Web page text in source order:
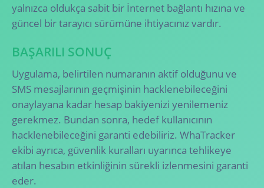
yalnızca oldukça sabit bir İnternet bağlantı hızına ve
güncel bir tarayıcı sürümüne ihtiyacınız vardır.
BAŞARILI SONUÇ
Uygulama, belirtilen numaranın aktif olduğunu ve
SMS mesajlarının geçmişinin hacklenebileceğini
onaylayana kadar hesap bakiyenizi yenilemeniz
gerekmez. Bundan sonra, hedef kullanıcının
hacklenebileceğini garanti edebiliriz. WhaTracker
ekibi ayrıca, güvenlik kuralları uyarınca tehlikeye
atılan hesabın etkinliğinin sürekli izlenmesini garanti
eder.